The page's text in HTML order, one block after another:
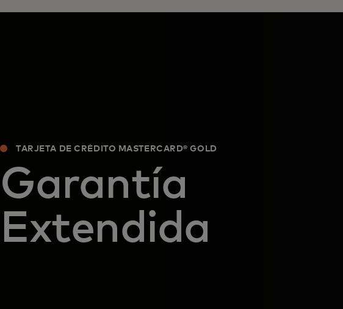
TARJETA DE CRÉDITO MASTERCARD® GOLD
Garantía
Extendida